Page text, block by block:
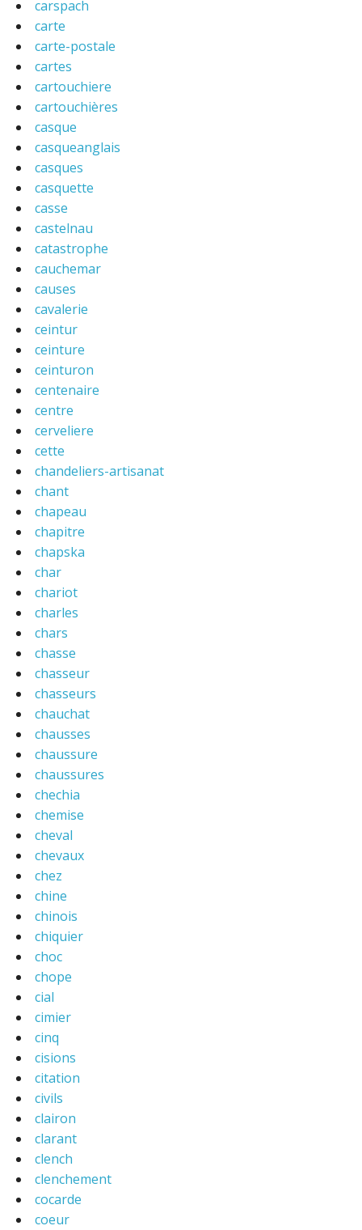
carspach
carte
carte-postale
cartes
cartouchiere
cartouchières
casque
casqueanglais
casques
casquette
casse
castelnau
catastrophe
cauchemar
causes
cavalerie
ceintur
ceinture
ceinturon
centenaire
centre
cerveliere
cette
chandeliers-artisanat
chant
chapeau
chapitre
chapska
char
chariot
charles
chars
chasse
chasseur
chasseurs
chauchat
chausses
chaussure
chaussures
chechia
chemise
cheval
chevaux
chez
chine
chinois
chiquier
choc
chope
cial
cimier
cinq
cisions
citation
civils
clairon
clarant
clench
clenchement
cocarde
coeur